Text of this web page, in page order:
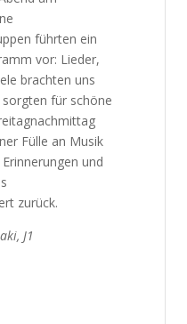
führten ein
vor: Lieder,
brachten uns
für schöne
Fülle an Musik
und
zurück.
J1